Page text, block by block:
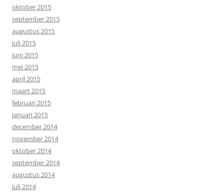
oktober 2015
september 2015
augustus 2015
juli 2015
juni 2015
mei 2015
april 2015
maart 2015
februari 2015
januari 2015
december 2014
november 2014
oktober 2014
september 2014
augustus 2014
juli 2014